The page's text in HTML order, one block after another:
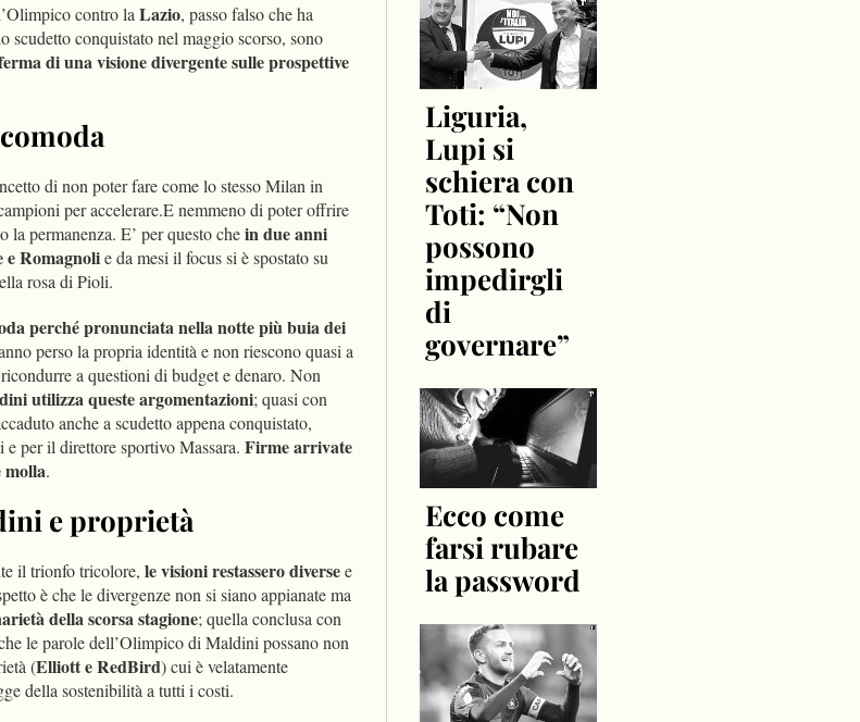
contro laLazio, passo falso che ha
scudetto conquistato nel maggio scorso, sono
di una visione divergente sulle prospettive
di non poter fare come lo stesso Milan in
per accelerare.E nemmeno di poter offrire
permanenza. E’ per questo chein due anni
e Romagnolie da mesi il focus si è spostato su
rosa di Pioli.
perché pronunciata nella notte più buia dei
perso la propria identità e non riescono quasi a
a questioni di budget e denaro. Non
utilizza queste argomentazioni; quasi con
anche a scudetto appena conquistato,
per il direttore sportivo Massara. Firme arrivate
molla.
e proprietà
il trionfo tricolore, le visioni restassero diversee
è che le divergenze non si siano appianate ma
della scorsa stagione; quella conclusa con
le parole dell’Olimpico di Maldini possano non
(Elliott e RedBird) cui è velatamente
della sostenibilità a tutti i costi.
Liguria,
Lupi si
schiera con
Toti: “Non
possono
impedirgli
di
governare”
Ecco come
farsi rubare
la password